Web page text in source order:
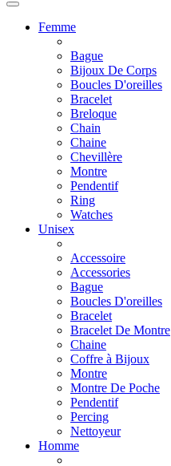
Femme
Bague
Bijoux De Corps
Boucles D'oreilles
Bracelet
Breloque
Chain
Chaine
Chevillère
Montre
Pendentif
Ring
Watches
Unisex
Accessoire
Accessories
Bague
Boucles D'oreilles
Bracelet
Bracelet De Montre
Chaine
Coffre à Bijoux
Montre
Montre De Poche
Pendentif
Percing
Nettoyeur
Homme